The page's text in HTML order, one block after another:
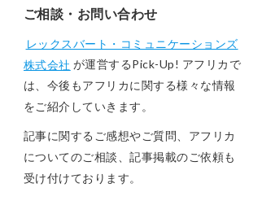
ご相談・お問い合わせ
レックスバート・コミュニケーションズ
株式会社 が運営するPick-Up! アフリカで
は、今後もアフリカに関する様々な情報
をご紹介していきます。
記事に関するご感想やご質問、アフリカ
についてのご相談、記事掲載のご依頼も
受け付けております。